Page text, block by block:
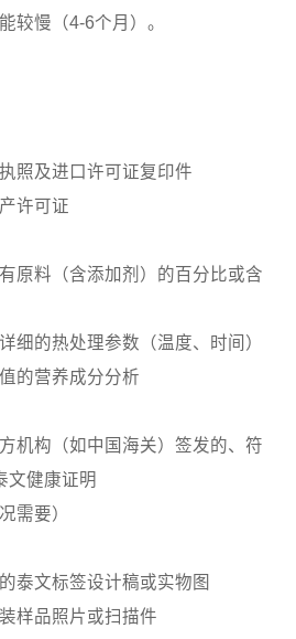
较慢（4-6个月）。
照及进口许可证复印件
许可证
原料（含添加剂）的百分比或含
细的热处理参数（温度、时间）
的营养成分分析
机构（如中国海关）签发的、符
文健康证明
需要）
泰文标签设计稿或实物图
样品照片或扫描件